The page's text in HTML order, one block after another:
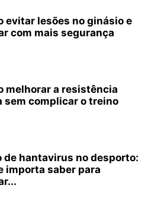
evitar lesões no ginásio e
com mais segurança
melhorar a resistência
sem complicar o treino
de hantavirus no desporto:
importa saber para